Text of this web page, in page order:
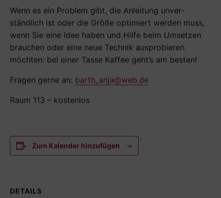
Wenn es ein Problem gibt, die Anleitung unver­
ständlich ist oder die Größe optimiert werden muss,
wenn Sie eine Idee haben und Hilfe beim Umsetzen
brauchen oder eine neue Technik ausprobieren
möchten: bei einer Tasse Kaffee geht’s am besten!
Fragen gerne an: barth_anja@web.de
Raum 113 – kostenlos
Zum Kalender hinzufügen
DETAILS